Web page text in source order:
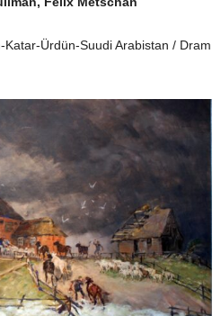
Ürdün-Suudi Arabistan / Dram